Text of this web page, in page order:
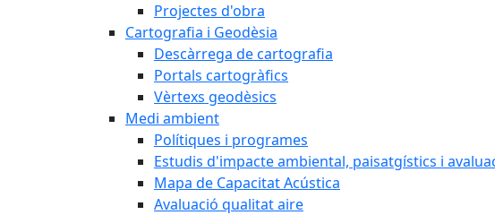
Projectes d'obra
Cartografia i Geodèsia
Descàrrega de cartografia
Portals cartogràfics
Vèrtexs geodèsics
Medi ambient
Polítiques i programes
Estudis d'impacte ambiental, paisatgístics i
Mapa de Capacitat Acústica
Avaluació qualitat aire